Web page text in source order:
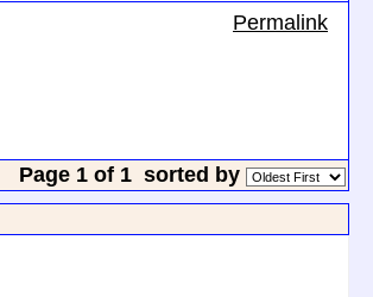
Permalink
Page 1 of 1 sorted by